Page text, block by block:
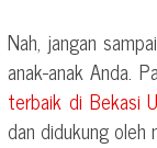
Nah, jangan
anak-anak Anda.
terbaik di Bekasi
dan didukung oleh